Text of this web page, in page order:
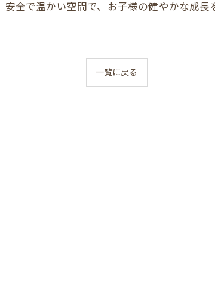
全で温かい空間で、お子様の健やかな成長
一覧に戻る